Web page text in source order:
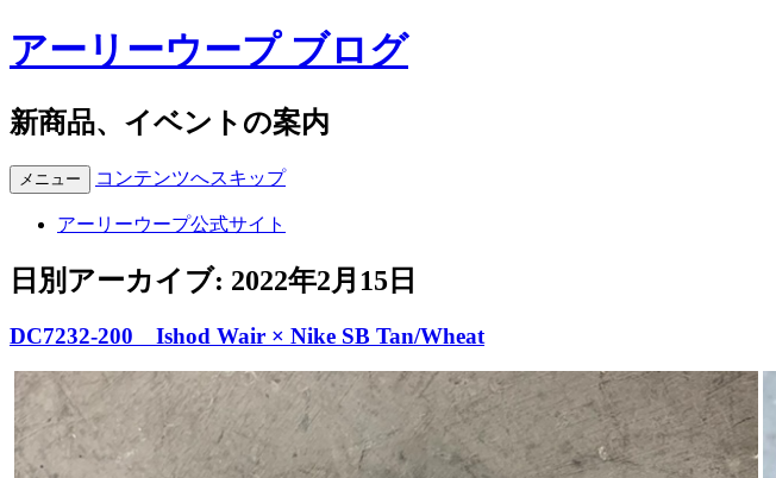
アーリーウープ ブログ
新商品、イベントの案内
メニュー コンテンツへスキップ
アーリーウープ公式サイト
日別アーカイブ: 2022年2月15日
DC7232-200 Ishod Wair × Nike SB Tan/Wheat